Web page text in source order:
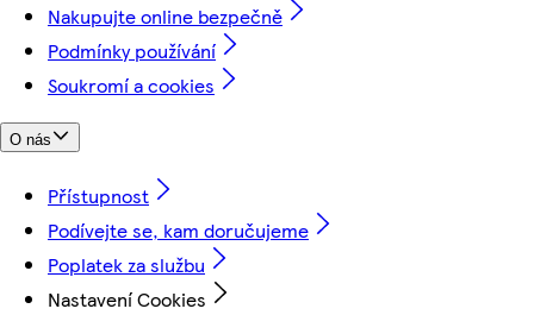
Nakupujte online bezpečně
Podmínky používání
Soukromí a cookies
O nás
Přístupnost
Podívejte se, kam doručujeme
Poplatek za službu
Nastavení Cookies